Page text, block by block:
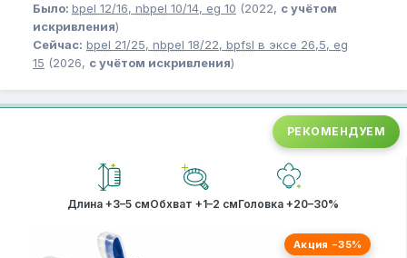
Было: bpel 12/16, nbpel 10/14, eg 10 (2022, с учётом
искривления)
Сейчас: bpel 21/25, nbpel 18/22, bpfsl в эксе 26,5, eg
15 (2026, с учётом искривления)
РЕКОМЕНДУЕМ
Длина +3–5 смОбхват +1–2 смГоловка +20–30%
Акция −35%